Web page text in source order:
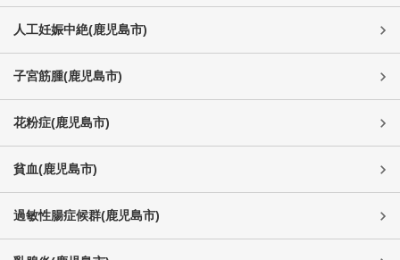
人工妊娠中絶(鹿児島市)
子宮筋腫(鹿児島市)
花粉症(鹿児島市)
貧血(鹿児島市)
過敏性腸症候群(鹿児島市)